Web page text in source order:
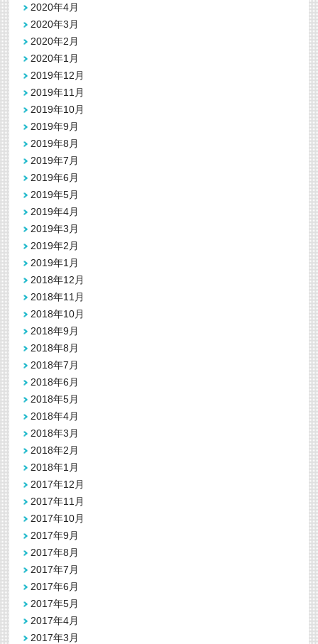
2020年4月
2020年3月
2020年2月
2020年1月
2019年12月
2019年11月
2019年10月
2019年9月
2019年8月
2019年7月
2019年6月
2019年5月
2019年4月
2019年3月
2019年2月
2019年1月
2018年12月
2018年11月
2018年10月
2018年9月
2018年8月
2018年7月
2018年6月
2018年5月
2018年4月
2018年3月
2018年2月
2018年1月
2017年12月
2017年11月
2017年10月
2017年9月
2017年8月
2017年7月
2017年6月
2017年5月
2017年4月
2017年3月